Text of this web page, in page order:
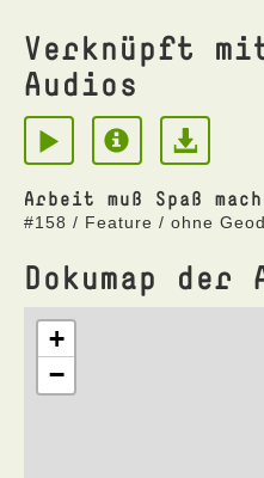
Verknüpft
Audios
Arbeit muß Spaß
#158 / Feature / ohne
Dokumap der